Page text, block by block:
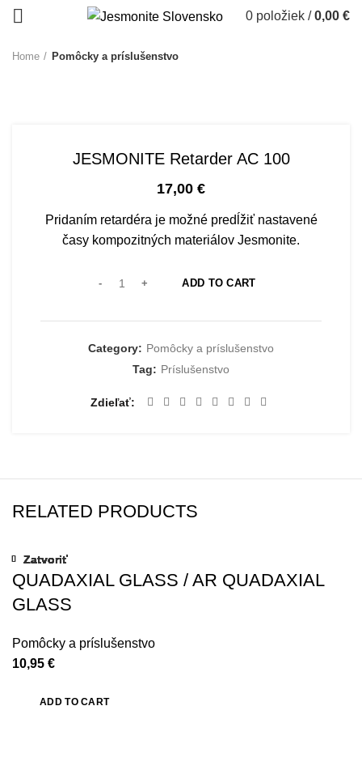
0 položiek / 0,00 €
Home Pomôcky a príslušenstvo
JESMONITE Retarder AC 100
17,00 €
Pridaním retardéra je možné predĺžiť nastavené
časy kompozitných materiálov Jesmonite.
ADD TO CART
Category: Pomôcky a príslušenstvo
Tag: Príslušenstvo
Zdieľať
RELATED PRODUCTS
Zatvoriť
QUADAXIAL GLASS / AR QUADAXIAL
GLASS
Pomôcky a príslušenstvo
10,95 €
ADD TO CART
Zatvoriť
Zatvoriť
Zatvoriť
Zatvoriť
Zatvoriť
Zatvoriť
Zatvoriť